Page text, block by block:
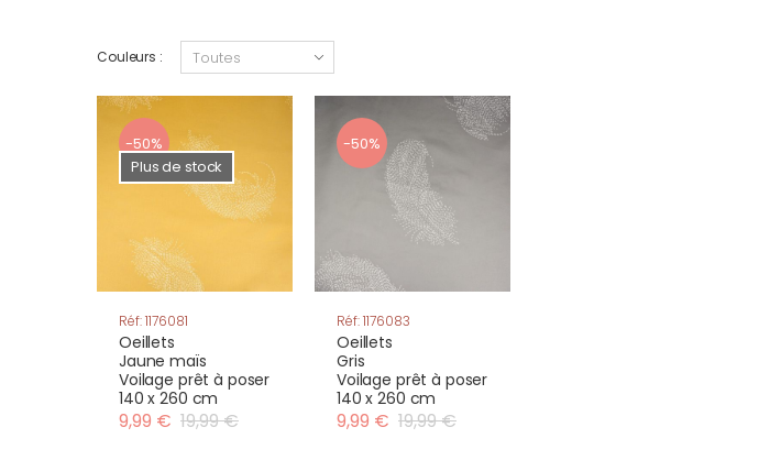
Couleurs :
-50%
Plus de stock
Réf: 1176081
Oeillets
Jaune maïs
Voilage prêt à poser
140 x 260 cm
9,99 € 19,99 €
-50%
Réf: 1176083
Oeillets
Gris
Voilage prêt à poser
140 x 260 cm
9,99 € 19,99 €